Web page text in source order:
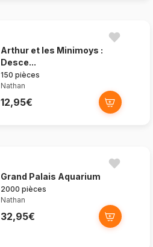
Arthur et les Minimoys :
Desce...
150 pièces
Nathan
12,95€
Grand Palais Aquarium
2000 pièces
Nathan
32,95€